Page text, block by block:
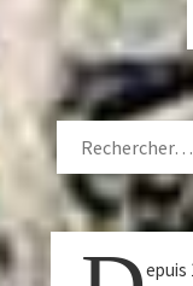
RECHERCHER :
epuis